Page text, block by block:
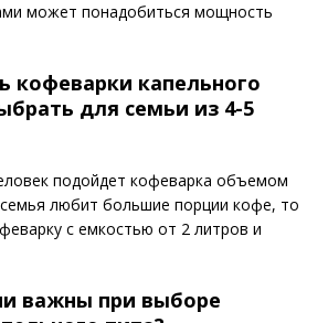
может понадобиться мощность
кофеварки капельного
для семьи из 4-5
подойдет кофеварка объемом
семья любит большие порции кофе, то
с емкостью от 2 литров и
важны при выборе